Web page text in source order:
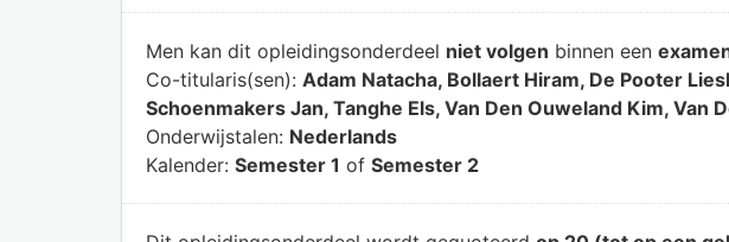
Men kan dit opleidingsonderdeel niet volgen binnen een
Co-titularis(sen): Adam Natacha, Bollaert Hiram, De Pooter
Schoenmakers Jan, Tanghe Els, Van Den Ouweland Kim,
Onderwijstalen: Nederlands
Kalender: Semester 1 of Semester 2